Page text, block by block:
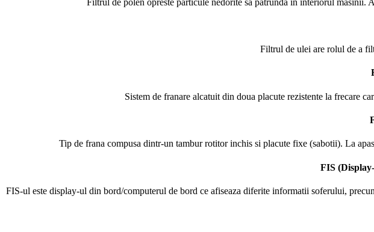
Filtrul de ulei are rolul de a
Sistem de franare alcatuit din doua placute rezistente la frecare
Tip de frana compusa dintr-un tambur rotitor inchis si placute fixe (sabotii). La
FIS
FIS-ul este display-ul din bord/computerul de bord ce afiseaza diferite informatii soferului,